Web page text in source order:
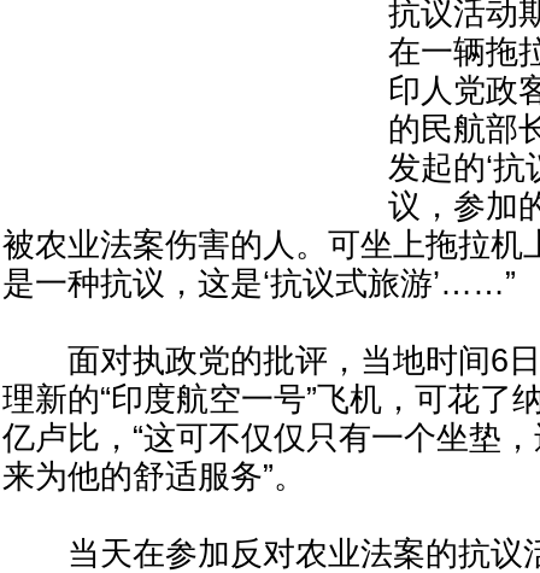
抗议活动
在一辆拖
印人党政
的民航部
发起的‘抗
议，参加
被农业法案伤害的人。可坐上拖拉机
是一种抗议，这是‘抗议式旅游’……”
面对执政党的批评，当地时间6日
理新的“印度航空一号”飞机，可花了
亿卢比，“这可不仅仅只有一个坐垫
来为他的舒适服务”。
当天在参加反对农业法案的抗议